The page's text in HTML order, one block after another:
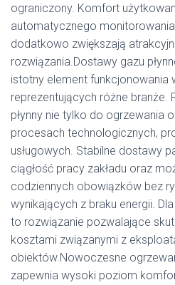
ograniczony. Komfort
automatycznego
dodatkowo zwiększają
rozwiązania.Dostawy gazu
istotny element funkcjonowania
reprezentujących różne branże.
płynny nie tylko do ogrzewania
procesach technologicznych,
usługowych. Stabilne dostawy
ciągłość pracy zakładu oraz
codziennych obowiązków bez
wynikających z braku energii.
to rozwiązanie pozwalające
kosztami związanymi z
obiektów.Nowoczesne
zapewnia wysoki poziom